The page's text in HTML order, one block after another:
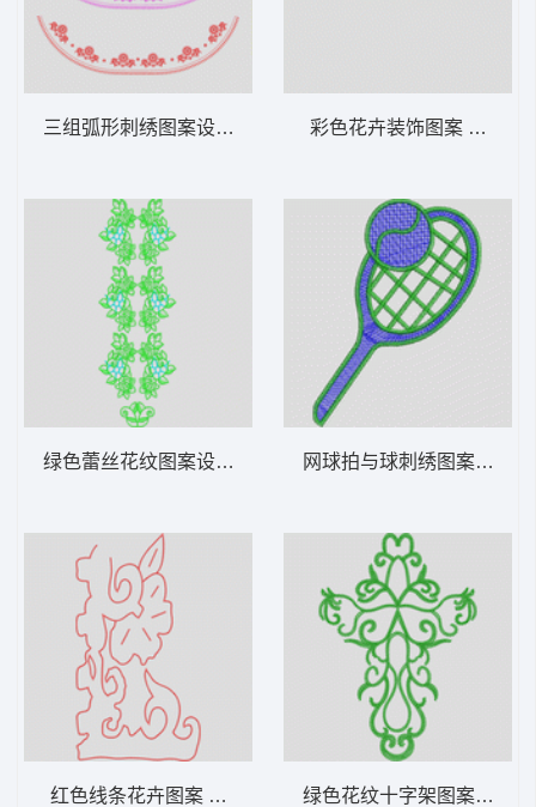
三组弧形刺绣图案设计 简单领
绿色蕾丝花纹图案设计 仿水溶花朵
红色线条花卉图案 抽象包针以单针
彩色花卉装饰图案 童小花
网球拍与球刺绣图案 网球
绿色花纹十字架图案 锁针